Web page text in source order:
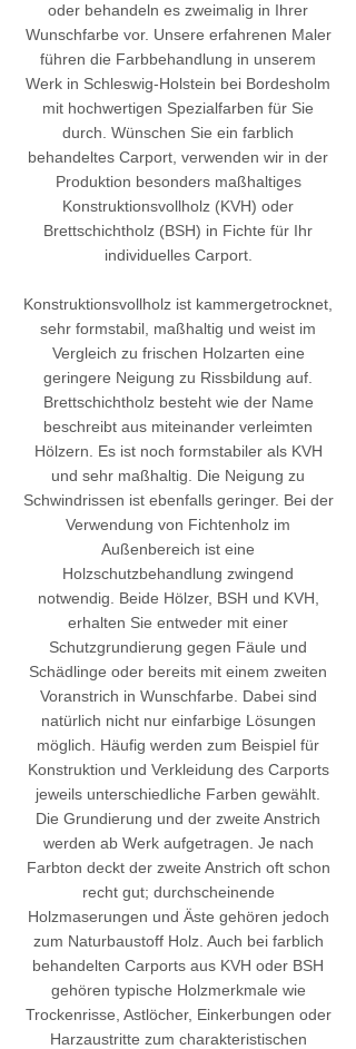
oder behandeln es zweimalig in Ihrer
Wunschfarbe vor. Unsere erfahrenen Maler
führen die Farbbehandlung in unserem
Werk in Schleswig-Holstein bei Bordesholm
mit hochwertigen Spezialfarben für Sie
durch. Wünschen Sie ein farblich
behandeltes Carport, verwenden wir in der
Produktion besonders maßhaltiges
Konstruktionsvollholz (KVH) oder
Brettschichtholz (BSH) in Fichte für Ihr
individuelles Carport.
Konstruktionsvollholz ist kammergetrocknet,
sehr formstabil, maßhaltig und weist im
Vergleich zu frischen Holzarten eine
geringere Neigung zu Rissbildung auf.
Brettschichtholz besteht wie der Name
beschreibt aus miteinander verleimten
Hölzern. Es ist noch formstabiler als KVH
und sehr maßhaltig. Die Neigung zu
Schwindrissen ist ebenfalls geringer. Bei der
Verwendung von Fichtenholz im
Außenbereich ist eine
Holzschutzbehandlung zwingend
notwendig. Beide Hölzer, BSH und KVH,
erhalten Sie entweder mit einer
Schutzgrundierung gegen Fäule und
Schädlinge oder bereits mit einem zweiten
Voranstrich in Wunschfarbe. Dabei sind
natürlich nicht nur einfarbige Lösungen
möglich. Häufig werden zum Beispiel für
Konstruktion und Verkleidung des Carports
jeweils unterschiedliche Farben gewählt.
Die Grundierung und der zweite Anstrich
werden ab Werk aufgetragen. Je nach
Farbton deckt der zweite Anstrich oft schon
recht gut; durchscheinende
Holzmaserungen und Äste gehören jedoch
zum Naturbaustoff Holz. Auch bei farblich
behandelten Carports aus KVH oder BSH
gehören typische Holzmerkmale wie
Trockenrisse, Astlöcher, Einkerbungen oder
Harzaustritte zum charakteristischen